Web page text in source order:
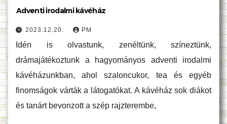
Adventi irodalmi kávéház
2023.12.20. PM
Idén is olvastunk, zenéltünk, színeztünk,
drámajátékoztunk a hagyományos adventi irodalmi
kávéházunkban, ahol szaloncukor, tea és egyéb
finomságok várták a látogatókat. A kávéház sok diákot
és tanárt bevonzott a szép rajzterembe,